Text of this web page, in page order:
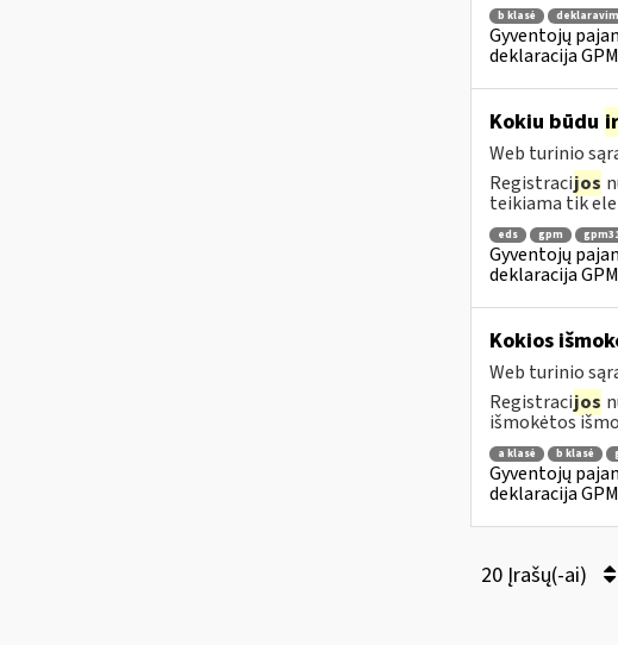
b klasė
Gyventojų
deklaracija
Kokiu būdu ir
Web turinio
Registracijos
teikiama tik
eds gpm
Gyventojų
deklaracija
Kokios
Web turinio
Registracijos
išmokėtos
a klasė b klasė
Gyventojų
deklaracija
20 Įrašų(-ai)